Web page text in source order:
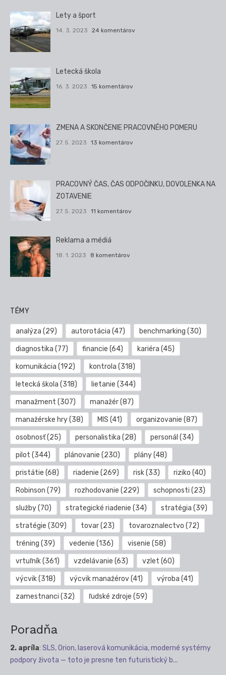
Lety a šport
14. 3. 2023 24 komentárov
Letecká škola
16. 3. 2023 15 komentárov
ZMENA A SKONČENIE PRACOVNÉHO POMERU
27. 5. 2023 13 komentárov
PRACOVNÝ ČAS, ČAS ODPOČINKU, DOVOLENKA NA
ZOTAVENIE
27. 5. 2023 11 komentárov
Reklama a médiá
18. 1. 2023 8 komentárov
TÉMY
analýza (29) autorotácia (47) benchmarking (30)
diagnostika (77) financie (64) kariéra (45)
komunikácia (192) kontrola (318)
letecká škola (318) lietanie (344)
manažment (307) manažér(87)
manažérske hry(38) MIS (41) organizovanie (87)
osobnosť(25) personalistika (28) personál (34)
pilot (344) plánovanie (230) plány(48)
pristátie (68) riadenie (269) risk(33) riziko (40)
Robinson (79) rozhodovanie (229) schopnosti (23)
služby(70) strategické riadenie (34) stratégia (39)
stratégie (309) tovar(23) tovaroznalectvo (72)
tréning (39) vedenie (136) visenie (58)
vrtuľník(361) vzdelávanie (63) vzlet (60)
výcvik(318) výcvik manažérov(41) výroba (41)
zamestnanci (32) ľudské zdroje (59)
Poradňa
2. apríla: SLS, Orion, laserová komunikácia, moderné systémy
podpory života — toto je presne ten futuristický b...